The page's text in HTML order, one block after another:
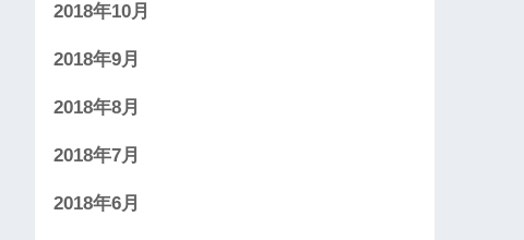
2018年10月
2018年9月
2018年8月
2018年7月
2018年6月